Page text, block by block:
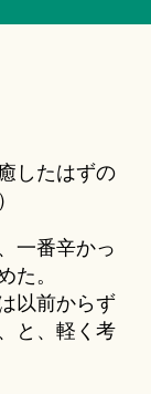
したはずの
一番辛かっ
た。
以前からず
と、軽く考